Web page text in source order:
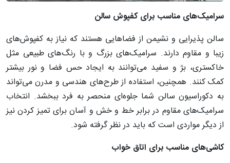
سرامیکهای مناسب برای کفپوش سالن
سالن پذیرایی و نشیمن از فضاهایی هستند که نیاز به کفپوش‌های
زیبا و مقاوم دارند. سرامیک‌های بزرگ و با رنگ‌های طبیعی مثل
خاکستری، بژ و سفید می‌توانند به ایجاد حس فضا و نور بیشتر
کمک کنند. همچنین، استفاده از طرح‌های هندسی و مدرن می‌تواند
به دکوراسیون سالن شما جلوه‌ای منحصر به فرد ببخشد. انتخاب
سرامیک‌های مقاوم در برابر خط و خش و آسان برای تمیز کردن نیز
از دیگر مواردی است که باید در نظر گرفته شود.
کاشیهای مناسب برای اتاق خواب